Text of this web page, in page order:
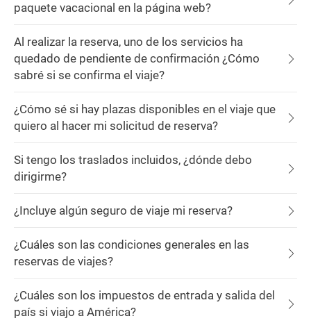
paquete vacacional en la página web?
Al realizar la reserva, uno de los servicios ha
quedado de pendiente de confirmación ¿Cómo
sabré si se confirma el viaje?
¿Cómo sé si hay plazas disponibles en el viaje que
quiero al hacer mi solicitud de reserva?
Si tengo los traslados incluidos, ¿dónde debo
dirigirme?
¿Incluye algún seguro de viaje mi reserva?
¿Cuáles son las condiciones generales en las
reservas de viajes?
¿Cuáles son los impuestos de entrada y salida del
país si viajo a América?